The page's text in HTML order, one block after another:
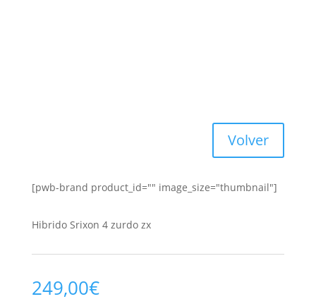
Volver
[pwb-brand product_id="" image_size="thumbnail"]
Hibrido Srixon 4 zurdo zx
249,00€